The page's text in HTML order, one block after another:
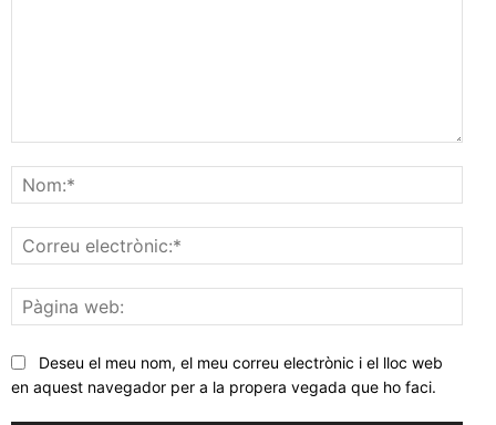
web:
Deseu el meu nom, el meu correu electrònic i el lloc web
en aquest navegador per a la propera vegada que ho faci.